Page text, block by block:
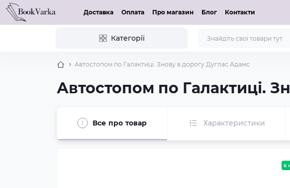
Доставка Оплата Про магазин Блог Контакти
Категорії
Автостопом по Галактиці. Знову в дорогу Дуглас Адамс
Автостопом по Галактиці.
Все про товар Характеристики
в